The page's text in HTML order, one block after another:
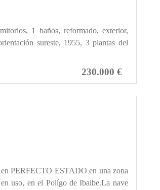
1 baños, reformado, exterior,
sureste, 1955, 3 plantas del
230.000 €
PERFECTO ESTADO en una zona
uso, en el Polígo de Ibaibe.La nave